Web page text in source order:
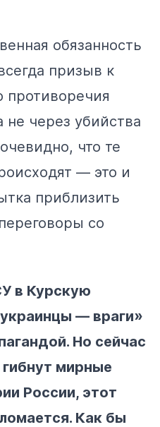
обязанность
призыв к
не через убийства
что те
— это и
приблизить
со
в Курскую
— враги»
Но сейчас
мирные
России, этот
Как бы